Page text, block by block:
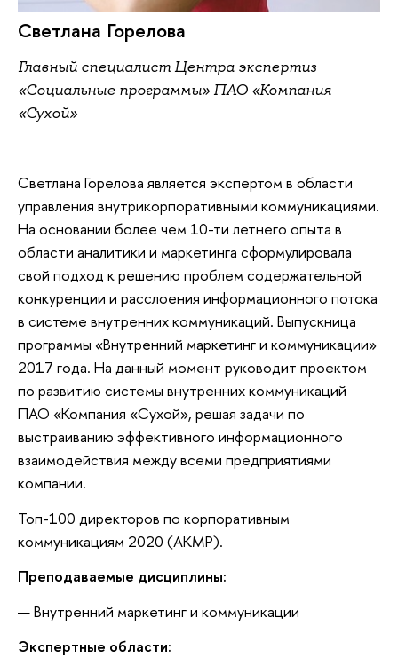
Светлана Горелова
Главный специалист Центра экспертиз
«Социальные программы» ПАО «Компания
«Сухой»
Светлана Горелова является экспертом в области
управления внутрикорпоративными коммуникациями.
На основании более чем 10-ти летнего опыта в
области аналитики и маркетинга сформулировала
свой подход к решению проблем содержательной
конкуренции и расслоения информационного потока
в системе внутренних коммуникаций. Выпускница
программы «Внутренний маркетинг и коммуникации»
2017 года. На данный момент руководит проектом
по развитию системы внутренних коммуникаций
ПАО «Компания «Сухой», решая задачи по
выстраиванию эффективного информационного
взаимодействия между всеми предприятиями
компании.
Топ-100 директоров по корпоративным
коммуникациям 2020 (АКМР).
Преподаваемые дисциплины:
Внутренний маркетинг и коммуникации
Экспертные области: